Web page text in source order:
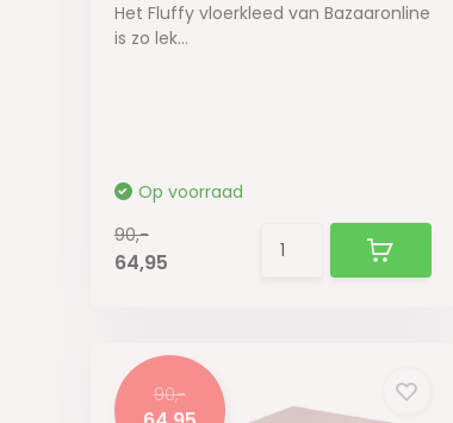
Het Fluffy vloerkleed van Bazaaronline
is zo lek...
Op voorraad
90,-
64,95
90,-